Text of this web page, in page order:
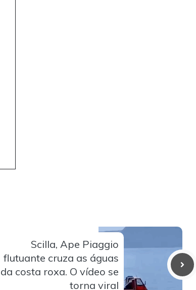
Scilla, Ape Piaggio
flutuante cruza as águas
da costa roxa. O vídeo se
torna viral